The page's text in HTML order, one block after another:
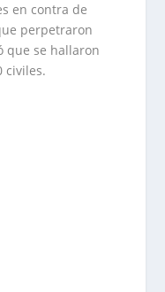
en contra de
perpetraron
que se hallaron
civiles.